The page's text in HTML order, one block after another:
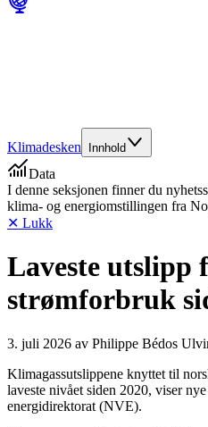
Klimadesken Innhold
Data
I denne seksjonen finner du
klima- og energiomstillingen fra
✕ Lukk
Laveste utslipp
strømforbruk
3. juli 2026 av Philippe Bédos
Klimagassutslippene knyttet til
laveste nivået siden 2020, viser
energidirektorat (NVE).